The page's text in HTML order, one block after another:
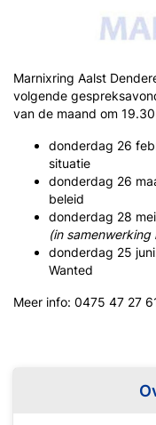
Marnixring Aalst
volgende
van de maand om
donderdag 26
situatie
donderdag 26
beleid
donderdag 28
(in
donderdag 25
Wanted
Meer info: 0475 47 27